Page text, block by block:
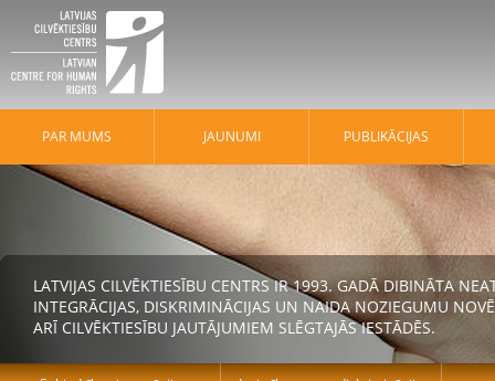
PAR MUMS JAUNUMI PUBLIKĀCIJAS
LATVIJAS CILVĒKTIESĪBU CENTRS IR 1993. GADĀ DIBINĀTA
INTEGRĀCIJAS, DISKRIMINĀCIJAS UN NAIDA NOZIEGUMU
ARĪ CILVĒKTIESĪBU JAUTĀJUMIEM SLĒGTAJĀS IESTĀDĒS.